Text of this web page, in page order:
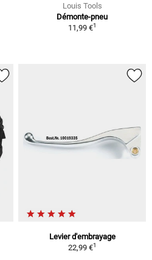
Louis Tools
Démonte-pneu
11,99 €1
Levier d'embrayage
22,99 €1